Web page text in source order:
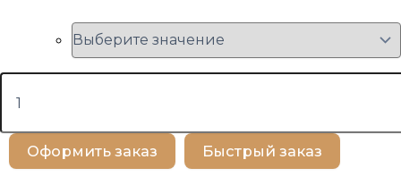
Количество
товара
Оформить заказ Быстрый заказ